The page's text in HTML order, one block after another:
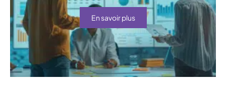
En savoir plus